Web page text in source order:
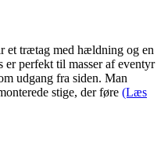
et trætag med hældning og en
er perfekt til masser af eventyr
udgang fra siden. Man
stige, der føre (Læs